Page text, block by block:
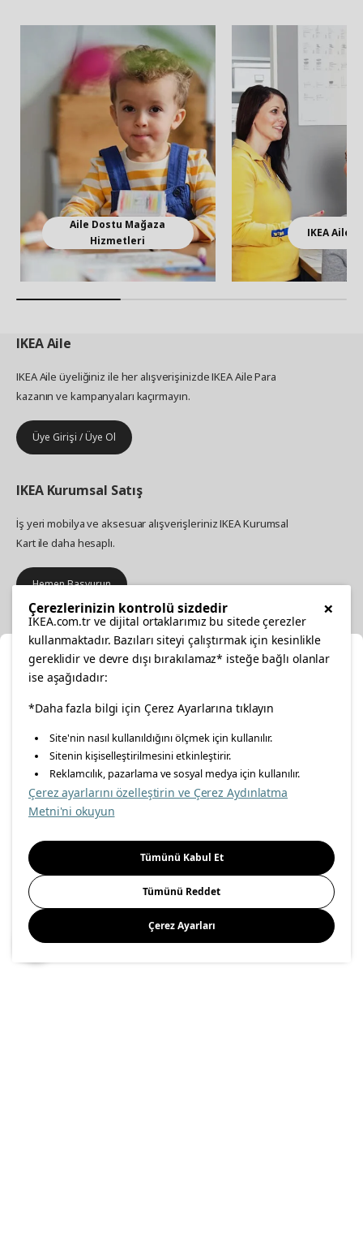
Aile Dostu Mağaza
Hizmetleri
IKEA Aile
IKEAAile
IKEA Aile üyeliğiniz ile her alışverişinizde IKEA Aile Para
kazanın ve kampanyaları kaçırmayın.
Üye Girişi / Üye Ol
IKEA Kurumsal Satış
İş yeri mobilya ve aksesuar alışverişleriniz IKEA Kurumsal
Kart ile daha hesaplı.
Hemen Başvurun
Popüler Kategoriler
Hakkımızda
Diğer
Konumunuzu Seçin
İnternetten vereceğiniz siparişlerinizde size özel hizmet ve
içerikleri görebilmek için lütfen konumuzu seçin.
İl seçiniz
Seçiniz
Kaydet
×
Çerezlerinizin kontrolü sizdedir
IKEA.com.tr ve dijital ortaklarımız bu sitede çerezler
kullanmaktadır. Bazıları siteyi çalıştırmak için kesinlikle
gereklidir ve devre dışı bırakılamaz* isteğe bağlı olanlar
ise aşağıdadır:
*Daha fazla bilgi için Çerez Ayarlarına tıklayın
Site'nin nasıl kullanıldığını ölçmek için kullanılır.
Sitenin kişiselleştirilmesini etkinleştirir.
Reklamcılık, pazarlama ve sosyal medya için kullanılır.
Çerez ayarlarını özelleştirin ve Çerez Aydınlatma
Metni'ni okuyun
Tümünü Kabul Et
Tümünü Reddet
Çerez Ayarları